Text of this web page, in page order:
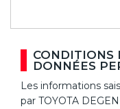
CONDITIONS
DONNÉES
Les informations
par TOYOTA